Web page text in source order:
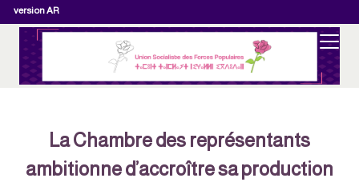
version AR
La Chambre des représentants
ambitionne d’accroître sa production